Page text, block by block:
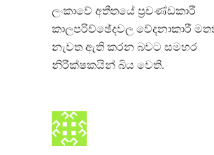
ලංකාවේ අතීතයේ ප්‍රචණ්ඩකාරී
කාලපරිච්ඡේදවල වේදනාකාරී
නැවත ඇති කරන බවට සමහර
නිරීක්ෂකයින් බිය වෙති.